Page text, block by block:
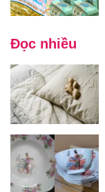
Đọc nhiều